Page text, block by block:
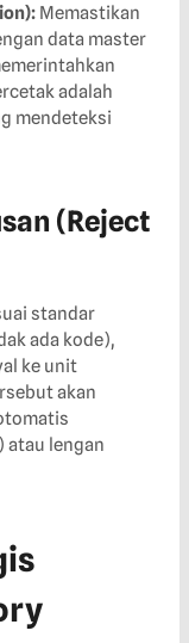
Memastikan
data master
adalah
mendeteksi
(Reject
standar
ada kode),
ke unit
akan
atau lengan